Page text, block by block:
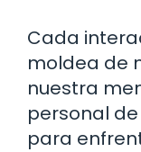
Cada
moldea de
nuestra
personal
para